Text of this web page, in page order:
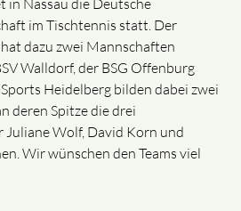
in Nassau die Deutsche
im Tischtennis statt. Der
dazu zwei Mannschaften
Walldorf, der BSG Offenburg
Heidelberg bilden dabei zwei
deren Spitze die drei
Juliane Wolf, David Korn und
Wir wünschen den Teams viel